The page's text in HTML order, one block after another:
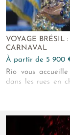
VOYAGE BRÉSIL
CARNAVAL
à partir de 5 900
Rio vous
dans les rues en
profond qui
vivre
vous emporte,